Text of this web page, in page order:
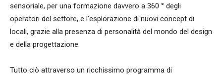
sensoriale, per una formazione davvero a 360 ° degli
operatori del settore, e l’esplorazione di nuovi concept di
locali, grazie alla presenza di personalità del mondo del design
e della progettazione.
Tutto ciò attraverso un ricchissimo programma di